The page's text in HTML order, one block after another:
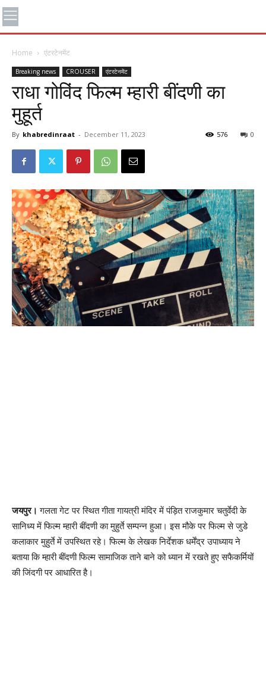
Home एंटरटेनमेंट
Breaking news CROUSER एंटरटेनमेंट
राधा गोविंद फिल्म म्हारी बींदणी का
मुहूर्त
By khabredinraat - December 11, 2023 0
576
जयपुर। गलता गेट पर स्थित गीता गायत्री मंदिर में पंड़ित राजकुमार चतुर्वेदी के
सानिध्य में फिल्म म्हारी बींदणी का मुहुर्ते सम्पन्न हुआ। इस मौके पर फिल्म से जुडे
कलाकार मुहुर्ते में उपस्थित रहे। फिल्म के लेखक निर्देशक धर्मेंद्र उपाध्याय ने
बताया कि म्हारी बींदणी फिल्म सामाजिक ताने बाने को ध्यान में रखते हुए सफैकर्मियों
की जिंदगी पर आधारित है।